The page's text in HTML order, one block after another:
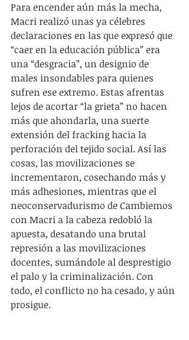
Para encender aún más la mecha,
Macri realizó unas ya célebres
declaraciones en las que expresó que
“caer en la educación pública” era
una “desgracia”, un designio de
males insondables para quienes
sufren ese extremo. Estas afrentas
lejos de acortar “la grieta” no hacen
más que ahondarla, una suerte
extensión del fracking hacia la
perforación del tejido social. Así las
cosas, las movilizaciones se
incrementaron, cosechando más y
más adhesiones, mientras que el
neoconservadurismo de Cambiemos
con Macri a la cabeza redobló la
apuesta, desatando una brutal
represión a las movilizaciones
docentes, sumándole al desprestigio
el palo y la criminalización. Con
todo, el conflicto no ha cesado, y aún
prosigue.